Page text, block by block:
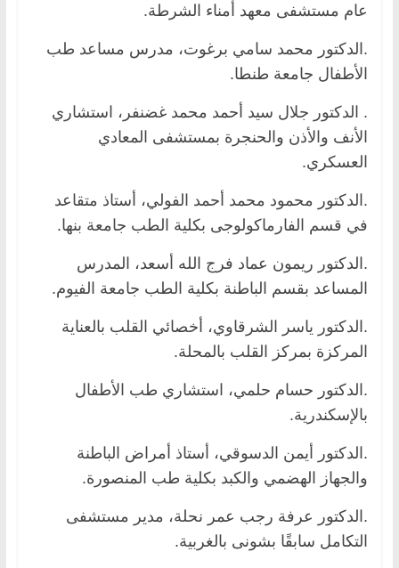
عام مستشفى معهد أمناء الشرطة.
.الدكتور محمد سامي برغوت، مدرس مساعد طب
الأطفال جامعة طنطا.
. الدكتور جلال سيد أحمد محمد غضنفر، استشاري
الأنف والأذن والحنجرة بمستشفى المعادي
العسكري.
.الدكتور محمود محمد أحمد الفولي، أستاذ متقاعد
في قسم الفارماكولوجى بكلية الطب جامعة بنها.
.الدكتور ريمون عماد فرج الله أسعد، المدرس
المساعد بقسم الباطنة بكلية الطب جامعة الفيوم.
.الدكتور ياسر الشرقاوي، أخصائي القلب بالعناية
المركزة بمركز القلب بالمحلة.
.الدكتور حسام حلمي، استشاري طب الأطفال
بالإسكندرية.
.الدكتور أيمن الدسوقي، أستاذ أمراض الباطنة
والجهاز الهضمي والكبد بكلية طب المنصورة.
.الدكتور عرفة رجب عمر نحلة، مدير مستشفى
التكامل سابقًا بشونى بالغربية.